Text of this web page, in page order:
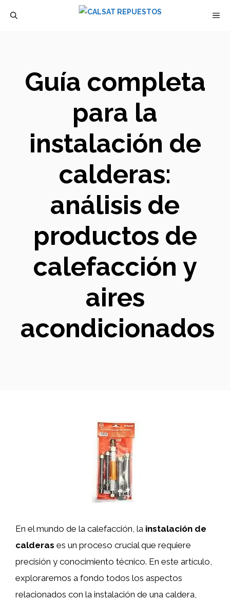
Guía completa
para la
instalación de
calderas:
análisis de
productos de
calefacción y
aires
acondicionados
En el mundo de la calefacción, la instalación de
calderas es un proceso crucial que requiere
precisión y conocimiento técnico. En este artículo,
exploraremos a fondo todos los aspectos
relacionados con la instalación de una caldera,